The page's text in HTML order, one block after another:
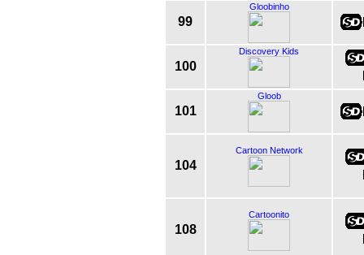
99
Gloobinho
100
Discovery Kids
101
Gloob
104
Cartoon Network
108
Cartoonito